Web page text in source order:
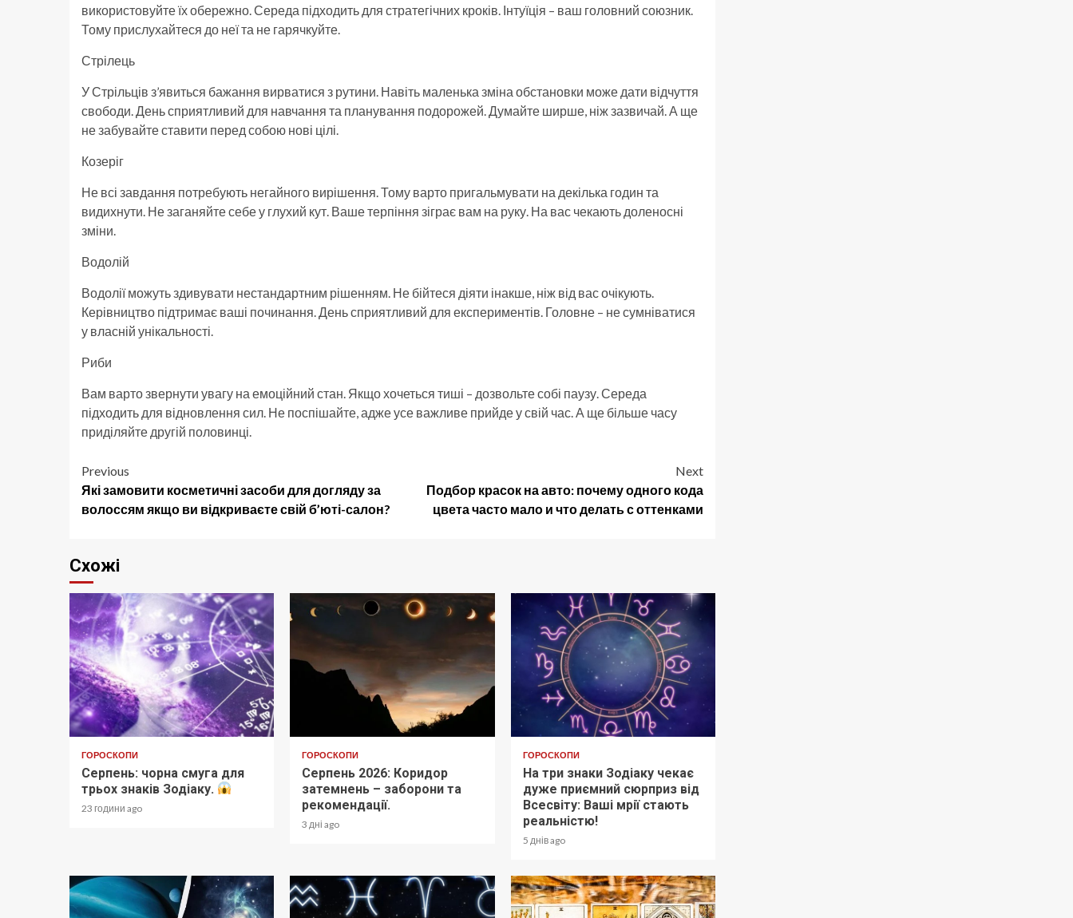
використовуйте їх обережно. Середа підходить для стратегічних кроків. Інтуїція – ваш головний союзник.
Тому прислухайтеся до неї та не гарячкуйте.
Стрілець
У Стрільців з’явиться бажання вирватися з рутини. Навіть маленька зміна обстановки може дати відчуття
свободи. День сприятливий для навчання та планування подорожей. Думайте ширше, ніж зазвичай. А ще
не забувайте ставити перед собою нові цілі.
Козеріг
Не всі завдання потребують негайного вирішення. Тому варто пригальмувати на декілька годин та
видихнути. Не заганяйте себе у глухий кут. Ваше терпіння зіграє вам на руку. На вас чекають доленосні
зміни.
Водолій
Водолії можуть здивувати нестандартним рішенням. Не бійтеся діяти інакше, ніж від вас очікують.
Керівництво підтримає ваші починання. День сприятливий для експериментів. Головне – не сумніватися
у власній унікальності.
Риби
Вам варто звернути увагу на емоційний стан. Якщо хочеться тиші – дозвольте собі паузу. Середа
підходить для відновлення сил. Не поспішайте, адже усе важливе прийде у свій час. А ще більше часу
приділяйте другій половинці.
Post
navigation
Previous
Які замовити косметичні засоби для догляду за
волоссям якщо ви відкриваєте свій б’юті-салон?
Next
Подбор красок на авто: почему одного кода
цвета часто мало и что делать с оттенками
Схожі
ГОРОСКОПИ
Серпень: чорна смуга для
трьох знаків Зодіаку.
23 години ago
ГОРОСКОПИ
Серпень 2026: Коридор
затемнень – заборони та
рекомендації.
3 дні ago
ГОРОСКОПИ
На три знаки Зодіаку чекає
дуже приємний сюрприз від
Всесвіту: Ваші мрії стають
реальністю!
5 днів ago